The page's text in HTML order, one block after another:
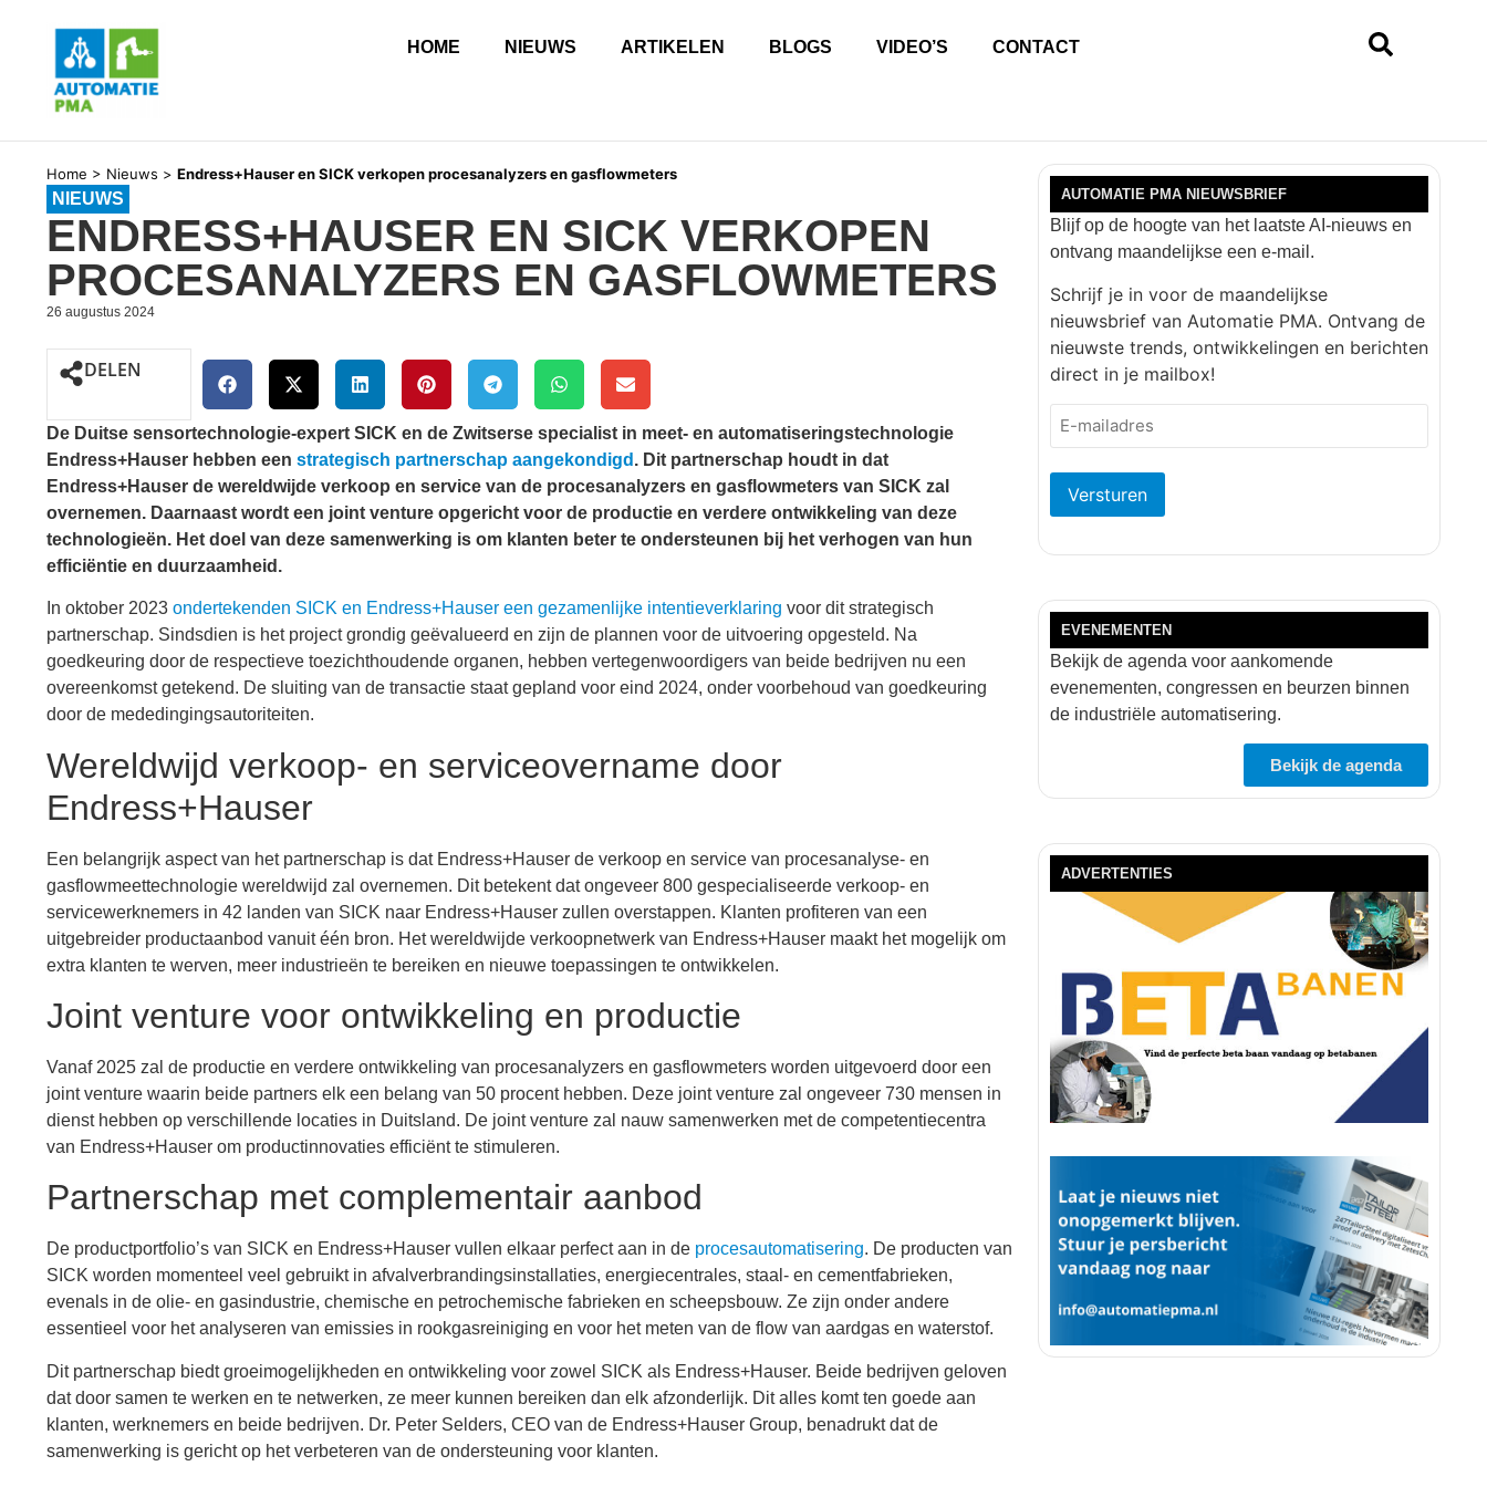
HOME NIEUWS ARTIKELEN BLOGS VIDEO’S CONTACT
Home > Nieuws > Endress+Hauser en SICK verkopen procesanalyzers en gasflowmeters
NIEUWS
ENDRESS+HAUSER EN SICK VERKOPEN
PROCESANALYZERS EN GASFLOWMETERS
26 augustus 2024
DELEN
De Duitse sensortechnologie-expert SICK en de Zwitserse specialist in meet- en automatiseringstechnologie
Endress+Hauser hebben een strategisch partnerschap aangekondigd . Dit partnerschap houdt in dat
Endress+Hauser de wereldwijde verkoop en service van de procesanalyzers en gasflowmeters van SICK zal
overnemen. Daarnaast wordt een joint venture opgericht voor de productie en verdere ontwikkeling van deze
technologieën. Het doel van deze samenwerking is om klanten beter te ondersteunen bij het verhogen van hun
efficiëntie en duurzaamheid.
In oktober 2023 ondertekenden SICK en Endress+Hauser een gezamenlijke intentieverklaring voor dit strategisch
partnerschap. Sindsdien is het project grondig geëvalueerd en zijn de plannen voor de uitvoering opgesteld. Na
goedkeuring door de respectieve toezichthoudende organen, hebben vertegenwoordigers van beide bedrijven nu een
overeenkomst getekend. De sluiting van de transactie staat gepland voor eind 2024, onder voorbehoud van goedkeuring
door de mededingingsautoriteiten.
Wereldwijd verkoop- en serviceovername door
Endress+Hauser
Een belangrijk aspect van het partnerschap is dat Endress+Hauser de verkoop en service van procesanalyse- en
gasflowmeettechnologie wereldwijd zal overnemen. Dit betekent dat ongeveer 800 gespecialiseerde verkoop- en
servicewerknemers in 42 landen van SICK naar Endress+Hauser zullen overstappen. Klanten profiteren van een
uitgebreider productaanbod vanuit één bron. Het wereldwijde verkoopnetwerk van Endress+Hauser maakt het mogelijk om
extra klanten te werven, meer industrieën te bereiken en nieuwe toepassingen te ontwikkelen.
Joint venture voor ontwikkeling en productie
Vanaf 2025 zal de productie en verdere ontwikkeling van procesanalyzers en gasflowmeters worden uitgevoerd door een
joint venture waarin beide partners elk een belang van 50 procent hebben. Deze joint venture zal ongeveer 730 mensen in
dienst hebben op verschillende locaties in Duitsland. De joint venture zal nauw samenwerken met de competentiecentra
van Endress+Hauser om productinnovaties efficiënt te stimuleren.
Partnerschap met complementair aanbod
De productportfolio’s van SICK en Endress+Hauser vullen elkaar perfect aan in de procesautomatisering. De producten van
SICK worden momenteel veel gebruikt in afvalverbrandingsinstallaties, energiecentrales, staal- en cementfabrieken,
evenals in de olie- en gasindustrie, chemische en petrochemische fabrieken en scheepsbouw. Ze zijn onder andere
essentieel voor het analyseren van emissies in rookgasreiniging en voor het meten van de flow van aardgas en waterstof.
Dit partnerschap biedt groeimogelijkheden en ontwikkeling voor zowel SICK als Endress+Hauser. Beide bedrijven geloven
dat door samen te werken en te netwerken, ze meer kunnen bereiken dan elk afzonderlijk. Dit alles komt ten goede aan
klanten, werknemers en beide bedrijven. Dr. Peter Selders, CEO van de Endress+Hauser Group, benadrukt dat de
samenwerking is gericht op het verbeteren van de ondersteuning voor klanten.
AUTOMATIE PMA NIEUWSBRIEF
Blijf op de hoogte van het laatste AI-nieuws en
ontvang maandelijkse een e-mail.
Schrijf je in voor de maandelijkse
nieuwsbrief van Automatie PMA. Ontvang de
nieuwste trends, ontwikkelingen en berichten
direct in je mailbox!
E-
mailadres
(Vereist)
EVENEMENTEN
Bekijk de agenda voor aankomende
evenementen, congressen en beurzen binnen
de industriële automatisering.
Bekijk de agenda
ADVERTENTIES